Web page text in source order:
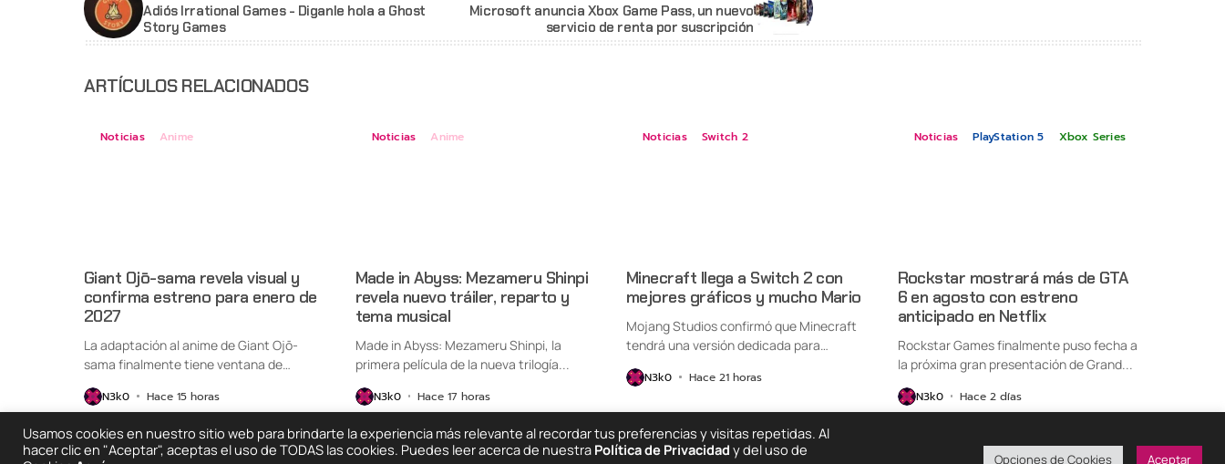
Adiós Irrational Games - Diganle hola a Ghost
Story Games
Microsoft anuncia Xbox Game Pass, un nuevo
servicio de renta por suscripción
ARTÍCULOS RELACIONADOS
Noticias Anime
Giant Ojō-sama revela visual y
confirma estreno para enero de
2027
La adaptación al anime de Giant Ojō-
sama finalmente tiene ventana de
N3k0 Hace 15 horas
Noticias Anime
Made in Abyss: Mezameru Shinpi
revela nuevo tráiler, reparto y
tema musical
Made in Abyss: Mezameru Shinpi, la
primera película de la nueva trilogía...
N3k0 Hace 17 horas
Noticias Switch 2
Minecraft llega a Switch 2 con
mejores gráficos y mucho Mario
Mojang Studios confirmó que Minecraft
tendrá una versión dedicada para
N3k0 Hace 21 horas
Noticias PlayStation 5 Xbox Series
Rockstar mostrará más de GTA
6 en agosto con estreno
anticipado en Netflix
Rockstar Games finalmente puso fecha a
la próxima gran presentación de Grand...
N3k0 Hace 2 días
Usamos cookies en nuestro sitio web para brindarte la experiencia más relevante al recordar tus preferencias y visitas repetidas. Al
hacer clic en "Aceptar", aceptas el uso de TODAS las cookies. Puedes leer acerca de nuestra Política de Privacidad y del uso de
Opciones de Cookies Aceptar